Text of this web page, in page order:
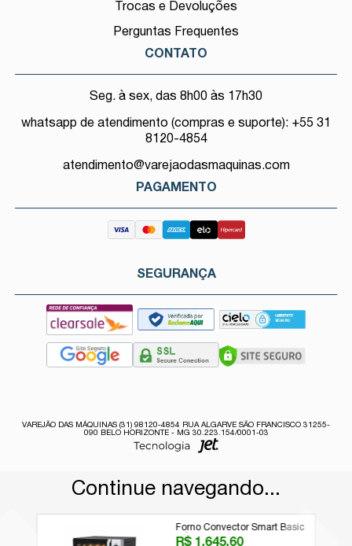
Trocas e Devoluções
Perguntas Frequentes
CONTATO
Seg. à sex, das 8h00 às 17h30
whatsapp de atendimento (compras e suporte): +55 31
8120-4854
atendimento@varejaodasmaquinas.com
PAGAMENTO
SEGURANÇA
VAREJÃO DAS MÁQUINAS (31) 98120-4854 RUA ALGARVE SÃO FRANCISCO 31255-
090 BELO HORIZONTE - MG 30.223.154/0001-03